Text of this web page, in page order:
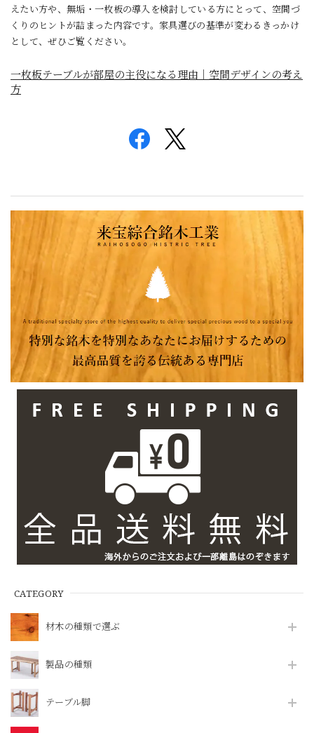
CATEGORY
材木の種類で選ぶ
製品の種類
テーブル脚
えたい方や、無垢・一枚板の導入を検討している方にとって、空間づ
くりのヒントが詰まった内容です。家具選びの基準が変わるきっかけ
として、ぜひご覧ください。
一枚板テーブルが部屋の主役になる理由｜空間デザインの考え
方